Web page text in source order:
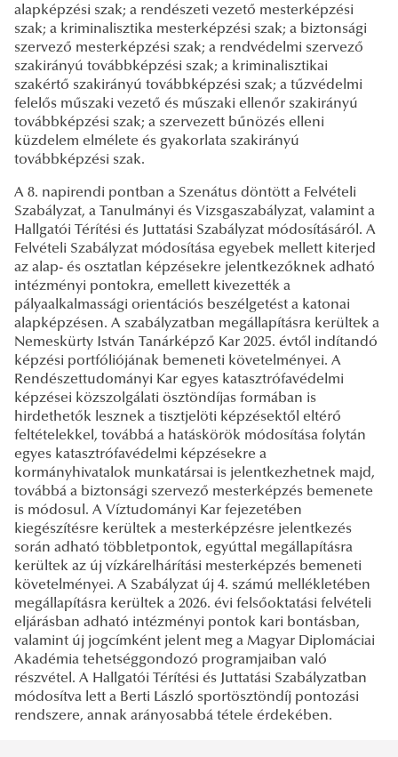
alapképzési szak; a rendészeti vezető mesterképzési
szak; a kriminalisztika mesterképzési szak; a biztonsági
szervező mesterképzési szak; a rendvédelmi szervező
szakirányú továbbképzési szak; a kriminalisztikai
szakértő szakirányú továbbképzési szak; a tűzvédelmi
felelős műszaki vezető és műszaki ellenőr szakirányú
továbbképzési szak; a szervezett bűnözés elleni
küzdelem elmélete és gyakorlata szakirányú
továbbképzési szak.
A 8. napirendi pontban a Szenátus döntött a Felvételi
Szabályzat, a Tanulmányi és Vizsgaszabályzat, valamint a
Hallgatói Térítési és Juttatási Szabályzat módosításáról. A
Felvételi Szabályzat módosítása egyebek mellett kiterjed
az alap- és osztatlan képzésekre jelentkezőknek adható
intézményi pontokra, emellett kivezették a
pályaalkalmassági orientációs beszélgetést a katonai
alapképzésen. A szabályzatban megállapításra kerültek a
Nemeskürty István Tanárképző Kar 2025. évtől indítandó
képzési portfóliójának bemeneti követelményei. A
Rendészettudományi Kar egyes katasztrófavédelmi
képzései közszolgálati ösztöndíjas formában is
hirdethetők lesznek a tisztjelöti képzésektől eltérő
feltételekkel, továbbá a hatáskörök módosítása folytán
egyes katasztrófavédelmi képzésekre a
kormányhivatalok munkatársai is jelentkezhetnek majd,
továbbá a biztonsági szervező mesterképzés bemenete
is módosul. A Víztudományi Kar fejezetében
kiegészítésre kerültek a mesterképzésre jelentkezés
során adható többletpontok, egyúttal megállapításra
kerültek az új vízkárelhárítási mesterképzés bemeneti
követelményei. A Szabályzat új 4. számú mellékletében
megállapításra kerültek a 2026. évi felsőoktatási felvételi
eljárásban adható intézményi pontok kari bontásban,
valamint új jogcímként jelent meg a Magyar Diplomáciai
Akadémia tehetséggondozó programjaiban való
részvétel. A Hallgatói Térítési és Juttatási Szabályzatban
módosítva lett a Berti László sportösztöndíj pontozási
rendszere, annak arányosabbá tétele érdekében.